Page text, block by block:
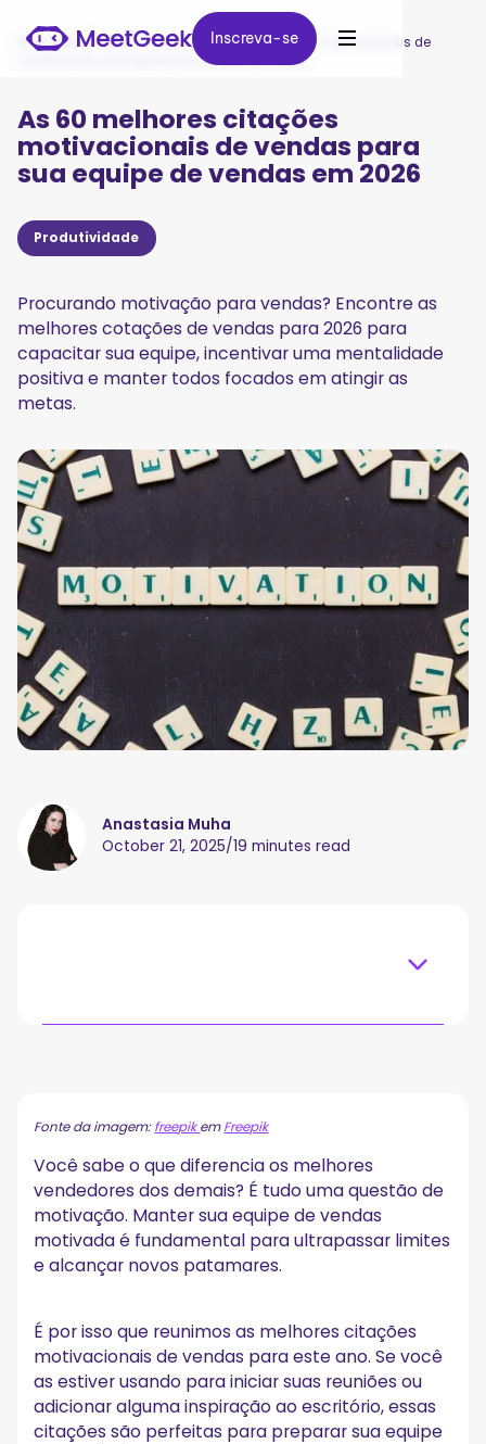
Inscreva-se
Inscreva-se
MeetGeek / Blog / As 60 melhores citações motivacionais de
vendas para sua equipe de vendas em 2026
As 60 melhores citações
motivacionais de vendas para
sua equipe de vendas em 2026
Produtividade
Procurando motivação para vendas? Encontre as
melhores cotações de vendas para 2026 para
capacitar sua equipe, incentivar uma mentalidade
positiva e manter todos focados em atingir as
metas.
Anastasia Muha
October 21, 2025/19 minutes read
com o MeetGeek!
As melhores 60 cotações para sua equipe de
vendas
A. Citações motivacionais de vendas
2. Citações de vendas inspiradoras
3. Cotações de vendas para prospecção de vendas
4. Citações de sucesso de vendas
6. Cotações de vendas sobre o fechamento de negócios
7. Citações de especialistas em negócios
8. Cotações de vendas diretas
9. Citações de vendas perspicazes
10. Citações excepcionais
Fonte da imagem:freepikemFreepik
Você sabe o que diferencia os melhores
vendedores dos demais? É tudo uma questão de
motivação. Manter sua equipe de vendas
motivada é fundamental para ultrapassar limites
e alcançar novos patamares.
É por isso que reunimos as melhores citações
motivacionais de vendas para este ano. Se você
as estiver usando para iniciar suas reuniões ou
adicionar alguma inspiração ao escritório, essas
citações são perfeitas para preparar sua equipe